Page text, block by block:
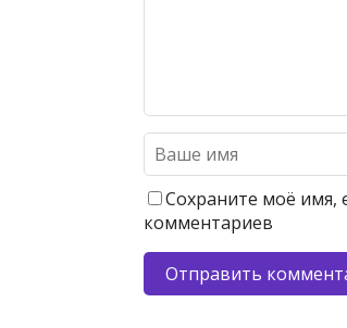
Сохраните моё имя,
комментариев